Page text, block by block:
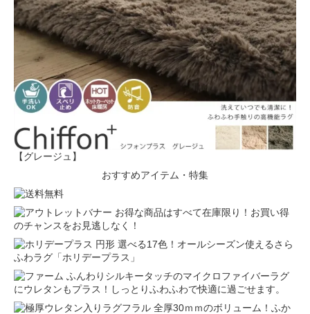
【グレージュ】
おすすめアイテム・特集
お得な商品はすべて在庫限り！お買い得
のチャンスをお見逃しなく！
選べる17色！オールシーズン使えるさら
ふわラグ「ホリデープラス」
ふんわりシルキータッチのマイクロファイバーラグ
にウレタンもプラス！しっとりふわふわで快適に過ごせます。
全厚30ｍｍのボリューム！ふか